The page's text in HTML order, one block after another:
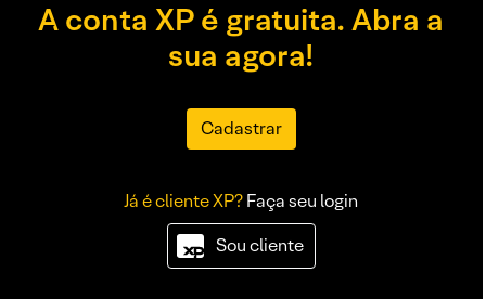
A conta XP é gratuita. Abra a
sua agora!
Cadastrar
Já é cliente XP?Faça seu login
Sou cliente